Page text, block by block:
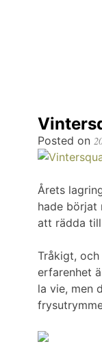
Posted on
Årets
hade börjat
att rädda
Tråkigt, och
erfarenhet
la vie, men